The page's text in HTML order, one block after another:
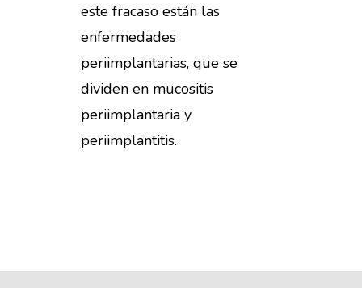
este fracaso están las
enfermedades
periimplantarias, que se
dividen en mucositis
periimplantaria y
periimplantitis.